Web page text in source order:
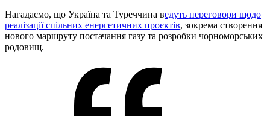
Нагадаємо, що Україна та Туреччина ведуть переговори щодо
реалізації спільних енергетичних проєктів, зокрема створення
нового маршруту постачання газу та розробки чорноморських
родовищ.